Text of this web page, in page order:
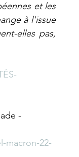
et les
à l'issue
elles pas,
-
macron-22-